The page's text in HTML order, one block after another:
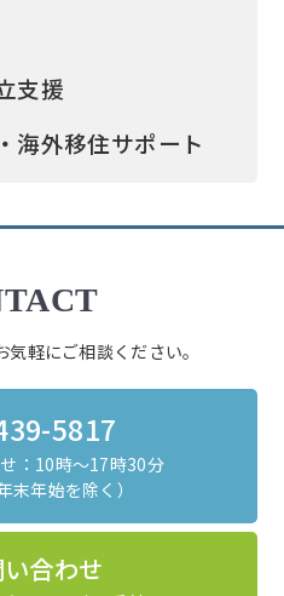
支援
海外移住サポート
軽にご相談ください。
5817
：10時～17時30分
末年始を除く）
合わせ